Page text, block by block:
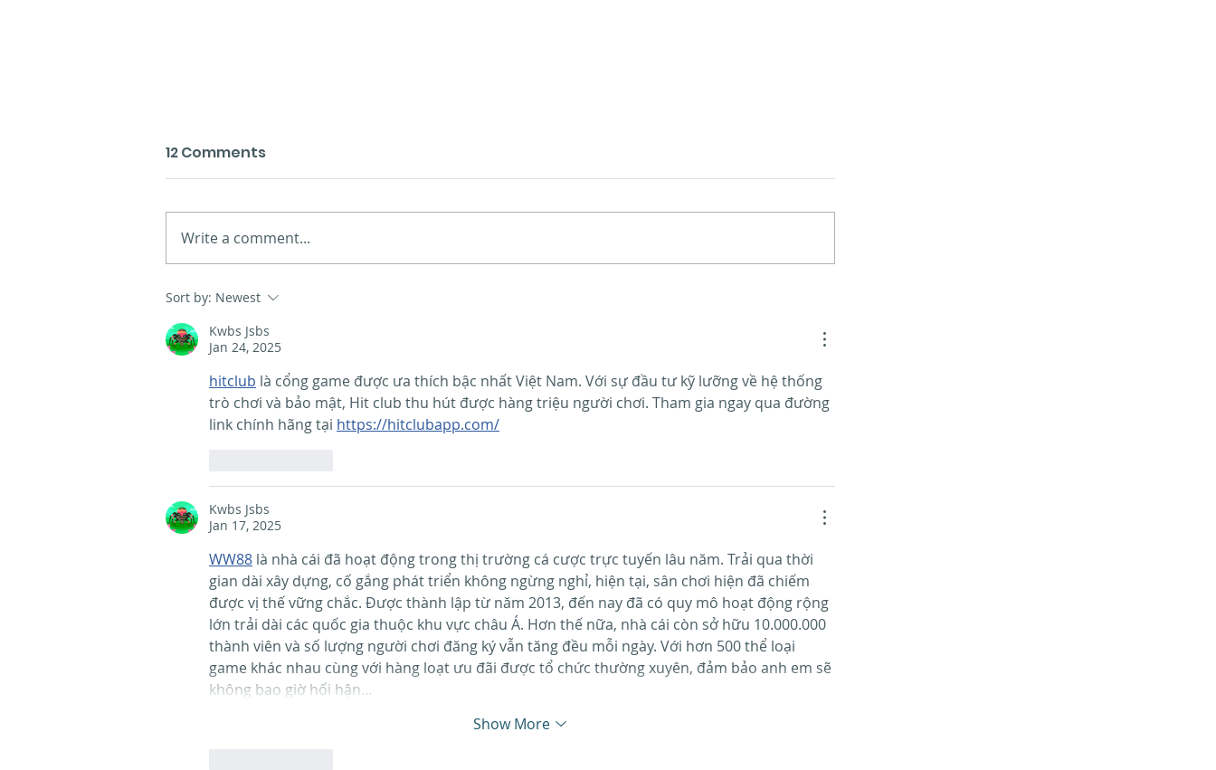
Presentación dos novos
materiais na Coruña
12 Comments
Write a comment...
Sort by: Newest
Kwbs Jsbs
Jan 24, 2025
hitclub là cổng game được ưa thích bậc nhất Việt Nam. Với sự đầu tư kỹ lưỡng về hệ thống
trò chơi và bảo mật, Hit club thu hút được hàng triệu người chơi. Tham gia ngay qua đường
link chính hãng tại https://hitclubapp.com/
Kwbs Jsbs
Jan 17, 2025
WW88 là nhà cái đã hoạt động trong thị trường cá cược trực tuyến lâu năm. Trải qua thời
gian dài xây dựng, cố gắng phát triển không ngừng nghỉ, hiện tại, sân chơi hiện đã chiếm
được vị thế vững chắc. Được thành lập từ năm 2013, đến nay đã có quy mô hoạt động rộng
lớn trải dài các quốc gia thuộc khu vực châu Á. Hơn thế nữa, nhà cái còn sở hữu 10.000.000
thành viên và số lượng người chơi đăng ký vẫn tăng đều mỗi ngày. Với hơn 500 thể loại
game khác nhau cùng với hàng loạt ưu đãi được tổ chức thường xuyên, đảm bảo anh em sẽ
không bao giờ hối hận…
Show More